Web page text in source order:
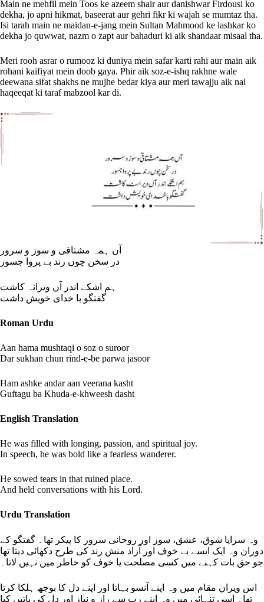
Main ne mehfil mein Toos ke azeem shair aur danishwar Firdousi ko
dekha, jo apni hikmat, baseerat aur gehri fikr ki wajah se mumtaz tha.
Isi tarah main ne maidan-e-jang mein Sultan Mahmood ke lashkar ko
dekha jo quwwat, nazm o zapt aur bahaduri ki aik shandaar misaal tha.
Meri rooh asrar o rumooz ki duniya mein safar karti rahi aur main aik
rohani kaifiyat mein doob gaya. Phir aik soz-e-ishq rakhne wale
deewana sifat shakhs ne mujhe bedar kiya aur meri tawajju aik nai
haqeeqat ki taraf mabzool kar di.
آں ہمہ مشتاقی و سوز و سرور
در سخن چوں رند بے پروا جسور
ہم اشکے اندر آں ویرانہ کاشت
گفتگو با خدای خویش داشت
Roman Urdu
Aan hama mushtaqi o soz o suroor
Dar sukhan chun rind-e-be parwa jasoor
Ham ashke andar aan veerana kasht
Guftagu ba Khuda-e-khweesh dasht
English Translation
He was filled with longing, passion, and spiritual joy.
In speech, he was bold like a fearless wanderer.
He sowed tears in that ruined place.
And held conversations with his Lord.
Urdu Translation
وہ سراپا شوق، عشق، سوز اور روحانی سرور کا پیکر تھا۔ گفتگو کے
دوران وہ ایک ایسے بے خوف اور آزاد منش رند کی طرح دکھائی دیتا تھا
جو حق بات کہنے میں کسی مصلحت یا خوف کو خاطر میں نہیں لاتا۔
اس ویران مقام میں وہ اپنے آنسو بہاتا اور اپنے دل کا بوجھ ہلکا کرتا
تھا۔ اسی تنہائی میں وہ اپنے رب سے راز و نیاز اور دل کی باتیں کیا